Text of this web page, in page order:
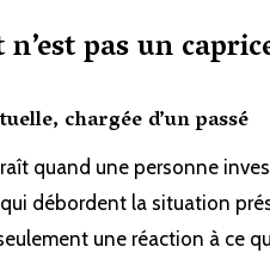
pas un
chargée d’un passé
quand une personne
débordent la situation
une réaction à ce